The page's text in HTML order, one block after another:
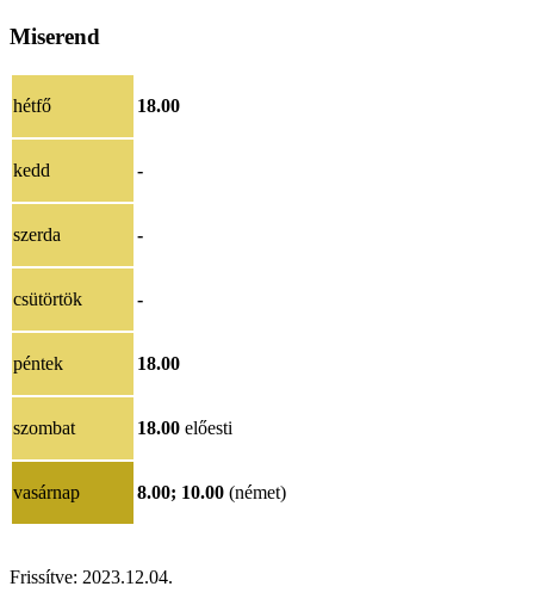
Miserend
hétfő 18.00
kedd -
szerda -
csütörtök -
péntek 18.00
szombat 18.00 előesti
vasárnap 8.00; 10.00 (német)
Frissítve: 2023.12.04.